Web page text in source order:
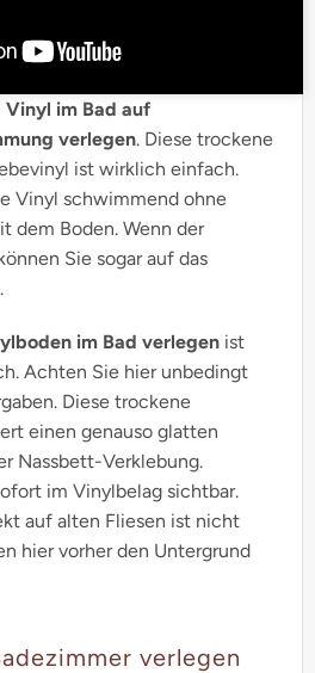
Vinyl im Bad auf
verlegen. Diese trockene
ist wirklich einfach.
Vinyl schwimmend ohne
dem Boden. Wenn der
Sie sogar auf das
im Bad verlegen ist
Achten Sie hier unbedingt
Diese trockene
einen genauso glatten
Nassbett-Verklebung.
im Vinylbelag sichtbar.
auf alten Fliesen ist nicht
hier vorher den Untergrund
verlegen